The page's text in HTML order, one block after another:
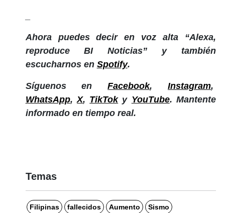
Ahora puedes decir en voz alta “Alexa,
reproduce BI Noticias” y también
escucharnos en Spotify.
Síguenos enFacebook, Instagram,
WhatsApp, X, TikToky YouTube. Mantente
informado en tiempo real.
Temas
Filipinas fallecidos Aumento Sismo